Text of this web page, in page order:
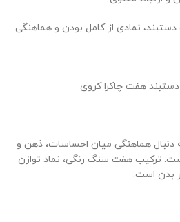
نمادی از کامل بودن و هماهنگی
هفت چاکرا کروی
دنبال هماهنگی میان احساسات، ذهن و
ترکیب هفت سنگ رنگی، نماد توازن
بدن است.